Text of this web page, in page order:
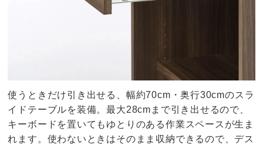
使うときだけ引き出せる、幅約70cm・奥行30cmのスラ
イドテーブルを装備。最大28cmまで引き出せるので、
キーボードを置いてもゆとりのある作業スペースが生ま
れます。使わないときはそのまま収納できるので、デス